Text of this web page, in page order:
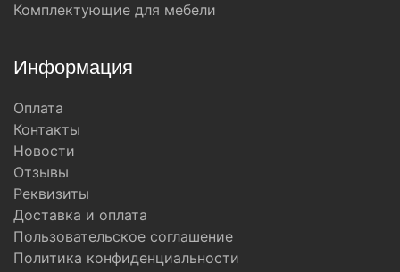
Комплектующие для мебели
Информация
Оплата
Контакты
Новости
Отзывы
Реквизиты
Доставка и оплата
Пользовательское соглашение
Политика конфиденциальности